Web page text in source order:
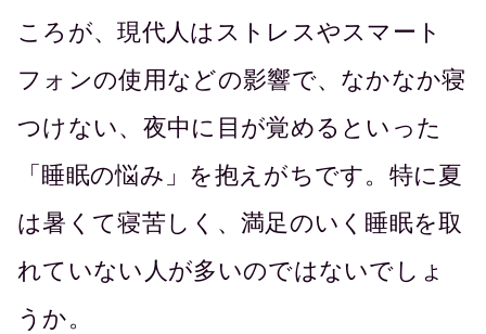
ころが、現代人はストレスやスマート
フォンの使用などの影響で、なかなか寝
つけない、夜中に目が覚めるといった
「睡眠の悩み」を抱えがちです。特に夏
は暑くて寝苦しく、満足のいく睡眠を取
れていない人が多いのではないでしょ
うか。